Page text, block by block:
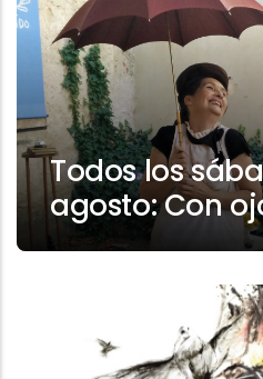
Todos los
agosto: Con